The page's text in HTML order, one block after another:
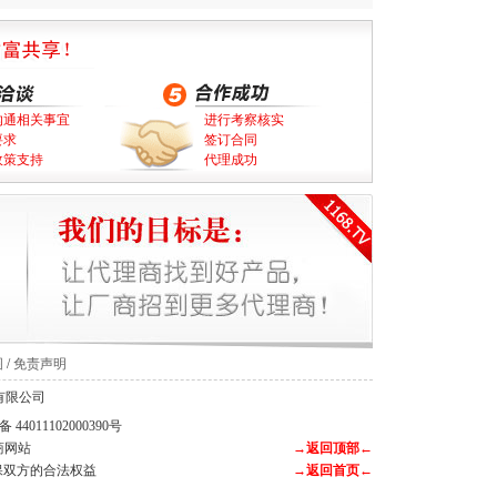
相关事宜
求
策支持
进行考察核实
签订合同
代理成功
/免责声明
限公司
44011102000390号
网站
→返回顶部←
方的合法权益
→返回首页←